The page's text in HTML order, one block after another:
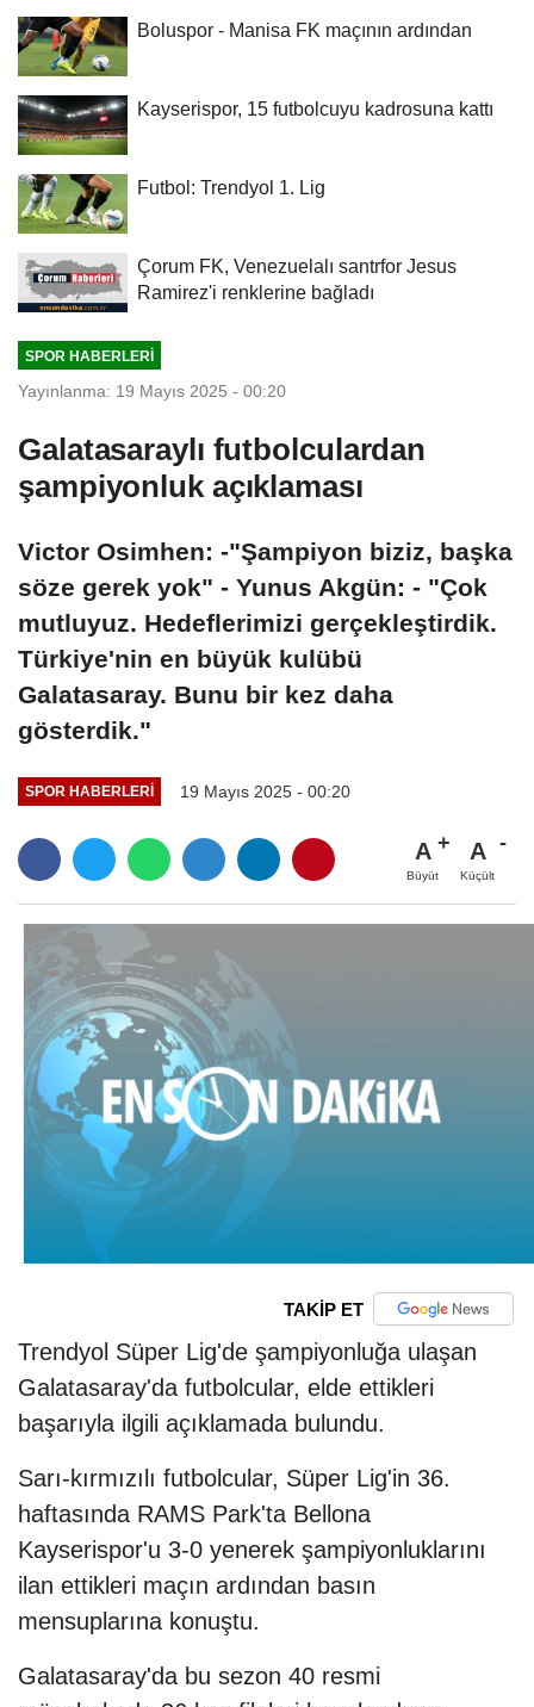
Boluspor - Manisa FK maçının ardından
Kayserispor, 15 futbolcuyu kadrosuna kattı
Futbol: Trendyol 1. Lig
Çorum FK, Venezuelalı santrfor Jesus
Ramirez'i renklerine bağladı
SPOR HABERLERI
Yayınlanma: 19 Mayıs 2025 - 00:20
Galatasaraylı futbolculardan
şampiyonluk açıklaması
Victor Osimhen: -"Şampiyon biziz, başka
söze gerek yok" - Yunus Akgün: - "Çok
mutluyuz. Hedeflerimizi gerçekleştirdik.
Türkiye'nin en büyük kulübü
Galatasaray. Bunu bir kez daha
gösterdik."
SPOR HABERLERI 19 Mayıs 2025 - 00:20
A
Büyüt
A
Küçült
TAKİP ET
Trendyol Süper Lig'de şampiyonluğa ulaşan
Galatasaray'da futbolcular, elde ettikleri
başarıyla ilgili açıklamada bulundu.
Sarı-kırmızılı futbolcular, Süper Lig'in 36.
haftasında RAMS Park'ta Bellona
Kayserispor'u 3-0 yenerek şampiyonluklarını
ilan ettikleri maçın ardından basın
mensuplarına konuştu.
Galatasaray'da bu sezon 40 resmi